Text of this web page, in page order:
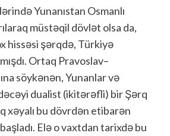
Yunanıstan Osmanlı
müstəqil dövlət olsa da,
hissəsi şərqdə, Türkiyə
Ortaq Pravoslav–
söykənən, Yunanlar və
dualist (ikitərəfli) bir Şərq
xəyalı bu dövrdən etibarən
Elə o vaxtdan tarixdə bu